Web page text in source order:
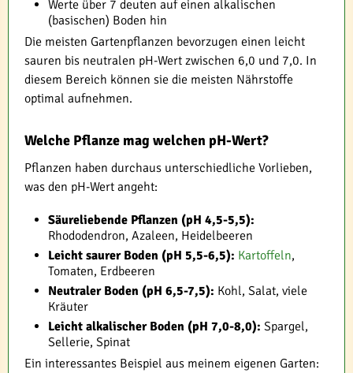
Werte über 7 deuten auf einen alkalischen
(basischen) Boden hin
Die meisten Gartenpflanzen bevorzugen einen leicht
sauren bis neutralen pH-Wert zwischen 6,0 und 7,0. In
diesem Bereich können sie die meisten Nährstoffe
optimal aufnehmen.
Welche Pflanze mag welchen pH-Wert?
Pflanzen haben durchaus unterschiedliche Vorlieben,
was den pH-Wert angeht:
Säureliebende Pflanzen (pH 4,5-5,5):
Rhododendron, Azaleen, Heidelbeeren
Leicht saurer Boden (pH 5,5-6,5): Kartoffeln,
Tomaten, Erdbeeren
Neutraler Boden (pH 6,5-7,5): Kohl, Salat, viele
Kräuter
Leicht alkalischer Boden (pH 7,0-8,0): Spargel,
Sellerie, Spinat
Ein interessantes Beispiel aus meinem eigenen Garten: